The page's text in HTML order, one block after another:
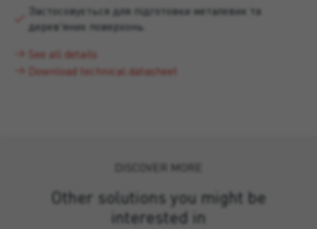
Застосовується для підготовки металевих та
дерев'яних поверхонь.
See all details
Download technical datasheet
DISCOVER MORE
Other solutions you might be
interested in